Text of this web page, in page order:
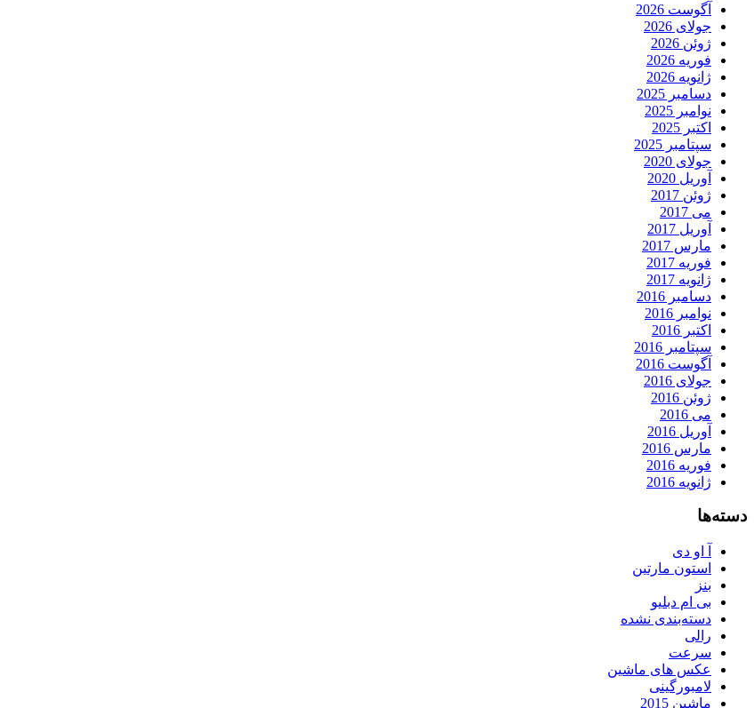
آگوست 2026
جولای 2026
ژوئن 2026
فوریه 2026
ژانویه 2026
دسامبر 2025
نوامبر 2025
اکتبر 2025
سپتامبر 2025
جولای 2020
آوریل 2020
ژوئن 2017
می 2017
آوریل 2017
مارس 2017
فوریه 2017
ژانویه 2017
دسامبر 2016
نوامبر 2016
اکتبر 2016
سپتامبر 2016
آگوست 2016
جولای 2016
ژوئن 2016
می 2016
آوریل 2016
مارس 2016
فوریه 2016
ژانویه 2016
دسته‌ها
آ او دی
استون مارتین
بنز
بی ام دبلیو
دسته‌بندی نشده
رالی
سرعت
عکس های ماشین
لامبورگینی
ماشین 2015